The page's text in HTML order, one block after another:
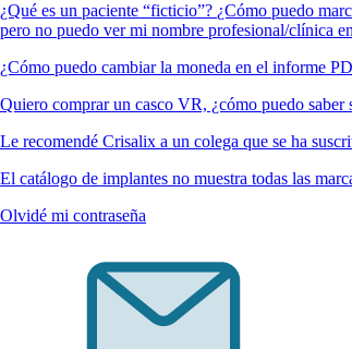
¿Qué es un paciente “ficticio”? ¿Cómo puedo
pero no puedo ver mi nombre profesional/clínica
¿Cómo puedo cambiar la moneda en el informe
Quiero comprar un casco VR, ¿cómo puedo
Le recomendé Crisalix a un colega que se ha
El catálogo de implantes no muestra todas las
Olvidé mi contraseña